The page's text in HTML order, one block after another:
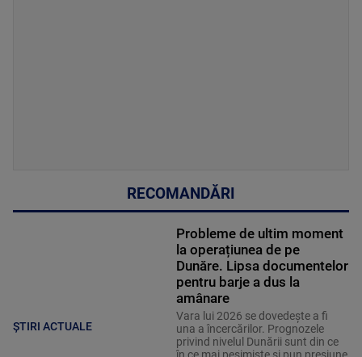
RECOMANDĂRI
ȘTIRI ACTUALE
Probleme de ultim moment
la operațiunea de pe
Dunăre. Lipsa documentelor
pentru barje a dus la
amânare
Vara lui 2026 se dovedește a fi
una a încercărilor. Prognozele
privind nivelul Dunării sunt din ce